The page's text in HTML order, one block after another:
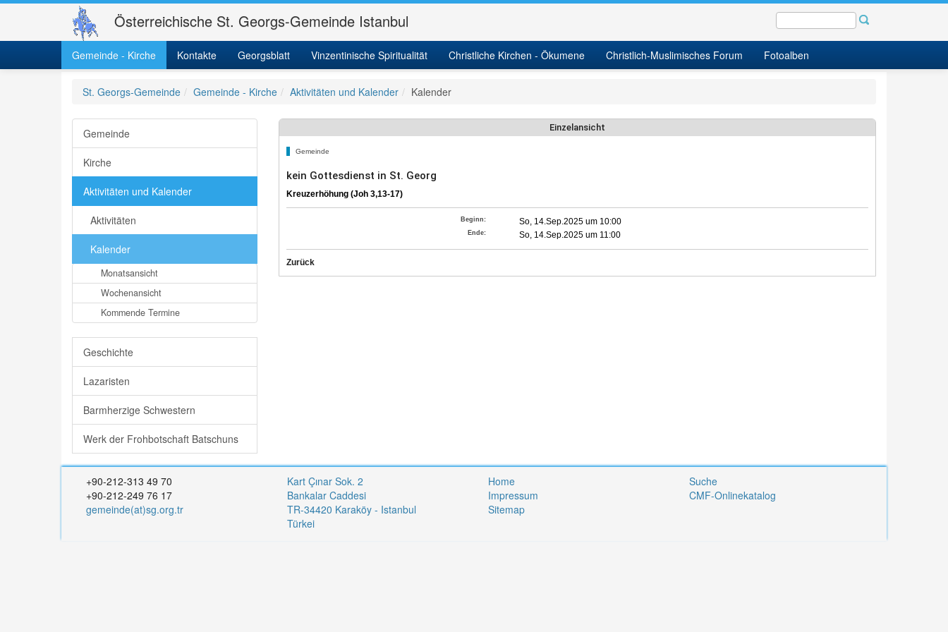
Österreichische St. Georgs-Gemeinde Istanbul
Gemeinde - Kirche Kontakte Georgsblatt Vinzentinische Spiritualität Christliche Kirchen - Ökumene Christlich-Muslimisches Forum Fotoalben
St. Georgs-Gemeinde Gemeinde - Kirche Aktivitäten und Kalender Kalender
Gemeinde
Kirche
Aktivitäten und Kalender
Aktivitäten
Kalender
Monatsansicht
Wochenansicht
Kommende Termine
Geschichte
Lazaristen
Barmherzige Schwestern
Werk der Frohbotschaft Batschuns
Einzelansicht
Gemeinde
kein Gottesdienst in St. Georg
Kreuzerhöhung (Joh 3,13-17)
Beginn: So, 14.Sep.2025 um 10:00
Ende: So, 14.Sep.2025 um 11:00
Zurück
+90-212-313 49 70
+90-212-249 76 17
gemeinde(at)sg.org.tr
Kart Çınar Sok. 2
Bankalar Caddesi
TR-34420 Karaköy - Istanbul
Türkei
Home
Impressum
Sitemap
Suche
CMF-Onlinekatalog